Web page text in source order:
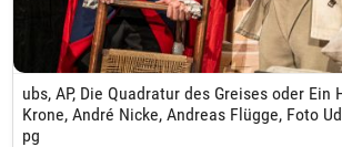
ubs, AP, Die Quadratur des Greises oder Ein
Krone, André Nicke, Andreas Flügge, Foto
pg